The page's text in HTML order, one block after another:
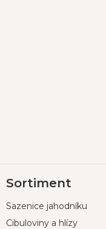
á
a
Sortiment
Sazenice jahodníku
Cibuloviny a hlízy